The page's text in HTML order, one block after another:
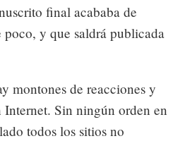
final acababa de
y que saldrá publicada
montones de reacciones y
Internet. Sin ningún orden en
todos los sitios no